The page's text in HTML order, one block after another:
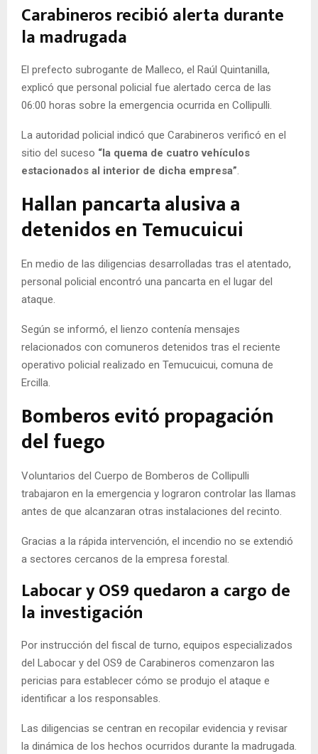
Carabineros recibió alerta durante
la madrugada
El prefecto subrogante de Malleco, el Raúl Quintanilla,
explicó que personal policial fue alertado cerca de las
06:00 horas sobre la emergencia ocurrida en Collipulli.
La autoridad policial indicó que Carabineros verificó en el
sitio del suceso “la quema de cuatro vehículos
estacionados al interior de dicha empresa”.
Hallan pancarta alusiva a
detenidos en Temucuicui
En medio de las diligencias desarrolladas tras el atentado,
personal policial encontró una pancarta en el lugar del
ataque.
Según se informó, el lienzo contenía mensajes
relacionados con comuneros detenidos tras el reciente
operativo policial realizado en Temucuicui, comuna de
Ercilla.
Bomberos evitó propagación
del fuego
Voluntarios del Cuerpo de Bomberos de Collipulli
trabajaron en la emergencia y lograron controlar las llamas
antes de que alcanzaran otras instalaciones del recinto.
Gracias a la rápida intervención, el incendio no se extendió
a sectores cercanos de la empresa forestal.
Labocar y OS9 quedaron a cargo de
la investigación
Por instrucción del fiscal de turno, equipos especializados
del Labocar y del OS9 de Carabineros comenzaron las
pericias para establecer cómo se produjo el ataque e
identificar a los responsables.
Las diligencias se centran en recopilar evidencia y revisar
la dinámica de los hechos ocurridos durante la madrugada.